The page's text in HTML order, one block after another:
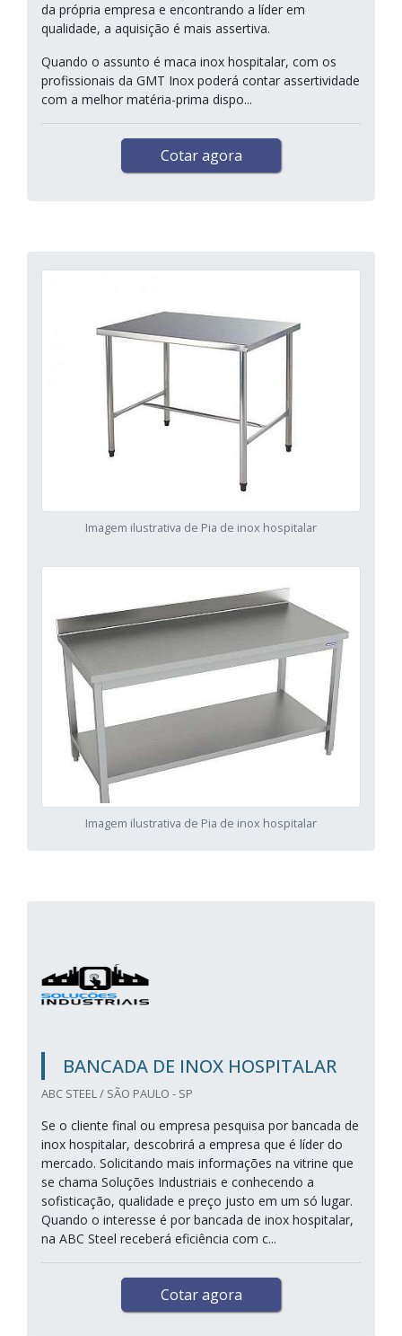
da própria empresa e encontrando a líder em
qualidade, a aquisição é mais assertiva.
Quando o assunto é maca inox hospitalar, com os
profissionais da GMT Inox poderá contar assertividade
com a melhor matéria-prima dispo...
Cotar agora
Imagem ilustrativa de Pia de inox hospitalar
Imagem ilustrativa de Pia de inox hospitalar
BANCADA DE INOX HOSPITALAR
ABC STEEL / SÃO PAULO - SP
Se o cliente final ou empresa pesquisa por bancada de
inox hospitalar, descobrirá a empresa que é líder do
mercado. Solicitando mais informações na vitrine que
se chama Soluções Industriais e conhecendo a
sofisticação, qualidade e preço justo em um só lugar.
Quando o interesse é por bancada de inox hospitalar,
na ABC Steel receberá eficiência com c...
Cotar agora